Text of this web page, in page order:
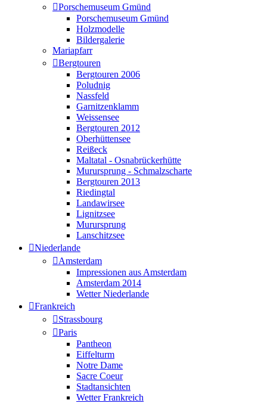
Porschemuseum Gmünd
Porschemuseum Gmünd
Holzmodelle
Bildergalerie
Mariapfarr
Bergtouren
Bergtouren 2006
Poludnig
Nassfeld
Garnitzenklamm
Weissensee
Bergtouren 2012
Oberhüttensee
Reißeck
Maltatal - Osnabrückerhütte
Murursprung - Schmalzscharte
Bergtouren 2013
Riedingtal
Landawirsee
Lignitzsee
Murursprung
Lanschitzsee
Niederlande
Amsterdam
Impressionen aus Amsterdam
Amsterdam 2014
Wetter Niederlande
Frankreich
Strassbourg
Paris
Pantheon
Eiffelturm
Notre Dame
Sacre Coeur
Stadtansichten
Wetter Frankreich